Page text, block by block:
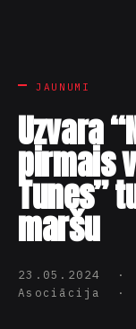
JAUNUMI
Uzvara
pirmais
Tunes”
maršu
23.05.2024 ·
Asociācija ·